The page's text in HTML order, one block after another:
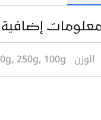
إضافية
الوزن 250g, 100g